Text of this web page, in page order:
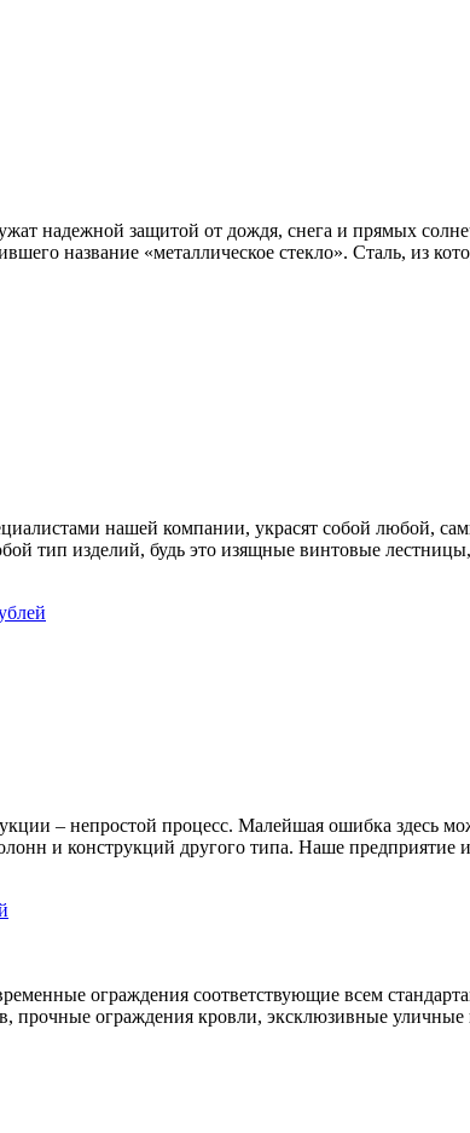
надежной защитой от дождя, снега и прямых
название «металлическое стекло». Сталь, из
нашей компании, украсят собой любой,
тип изделий, будь это изящные винтовые
– непростой процесс. Малейшая ошибка
и конструкций другого типа. Наше предприятие
ограждения соответствующие всем
прочные ограждения кровли, эксклюзивные